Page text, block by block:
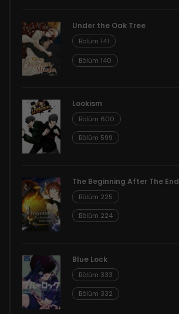
Under the Oak Tree
Bölüm 141
Bölüm 140
Lookism
Bölüm 600
Bölüm 599
The Beginning After The End
Bölüm 225
Bölüm 224
Blue Lock
Bölüm 333
Bölüm 332